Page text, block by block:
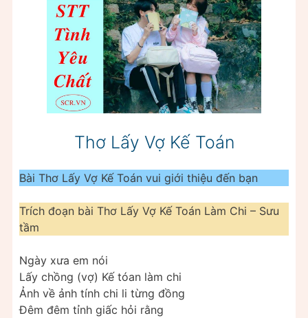
Thơ Lấy Vợ Kế Toán
Bài Thơ Lấy Vợ Kế Toán vui giới thiệu đến bạn
Trích đoạn bài Thơ Lấy Vợ Kế Toán Làm Chi – Sưu
tầm
Ngày xưa em nói
Lấy chồng (vợ) Kế tóan làm chi
Ảnh về ảnh tính chi li từng đồng
Đêm đêm tỉnh giấc hỏi rằng